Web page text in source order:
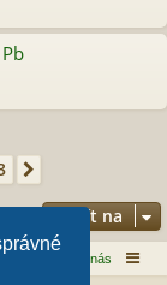
Přejít na
Kontaktujte nás